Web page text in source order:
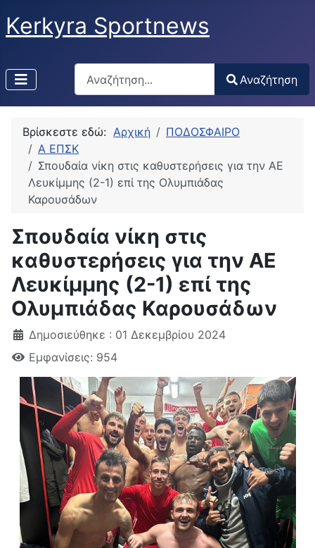
Kerkyra Sportnews
Αναζήτηση
Type 2 or more characters for results.
Αναζήτηση
Βρίσκεστε εδώ: Αρχική
ΠΟΔΟΣΦΑΙΡΟ
Α ΕΠΣΚ
Σπουδαία νίκη στις καθυστερήσεις για την ΑΕ
Λευκίμμης (2-1) επί της Ολυμπιάδας
Καρουσάδων
Σπουδαία νίκη στις
καθυστερήσεις για την ΑΕ
Λευκίμμης (2-1) επί της
Ολυμπιάδας Καρουσάδων
Δημοσιεύθηκε : 01 Δεκεμβρίου 2024
Εμφανίσεις: 954